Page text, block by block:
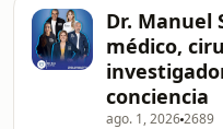
[03:00:03] 10:00
information.
Dr. Manuel
médico,
conciencia
ago. 1, 20262689